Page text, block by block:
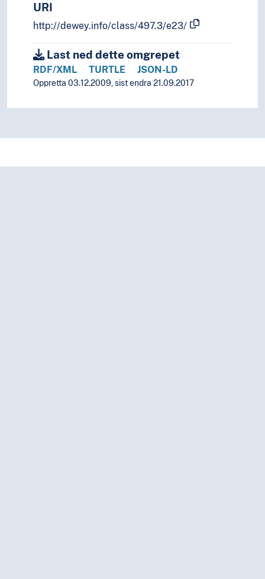
URI
http://dewey.info/class/497.3/e23/
Last ned dette omgrepet
RDF/XML TURTLE JSON-LD
Oppretta 03.12.2009, sist endra 21.09.2017